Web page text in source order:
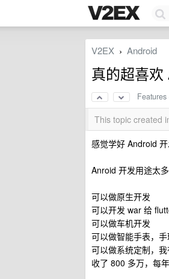
V2EX › Android
真的超喜欢
Features
This topic created
感觉学好 Android
Anroid 开发用途太
可以做原生开发
可以开发 war 给
可以做车机开发
可以做智能手表，
可以做系统定制，
收了 800 多万，每